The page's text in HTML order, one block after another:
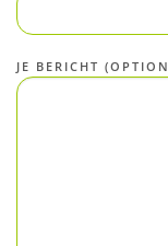
JE BERICHT